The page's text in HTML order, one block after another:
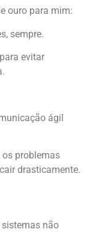
ouro para mim:
sempre.
evitar
ágil
os problemas
drasticamente.
não